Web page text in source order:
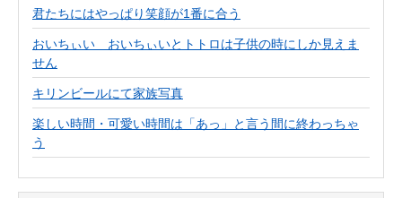
君たちにはやっぱり笑顔が1番に合う
おいちぃい おいちぃいとトトロは子供の時にしか見えま
せん
キリンビールにて家族写真
楽しい時間・可愛い時間は「あっ」と言う間に終わっちゃ
う